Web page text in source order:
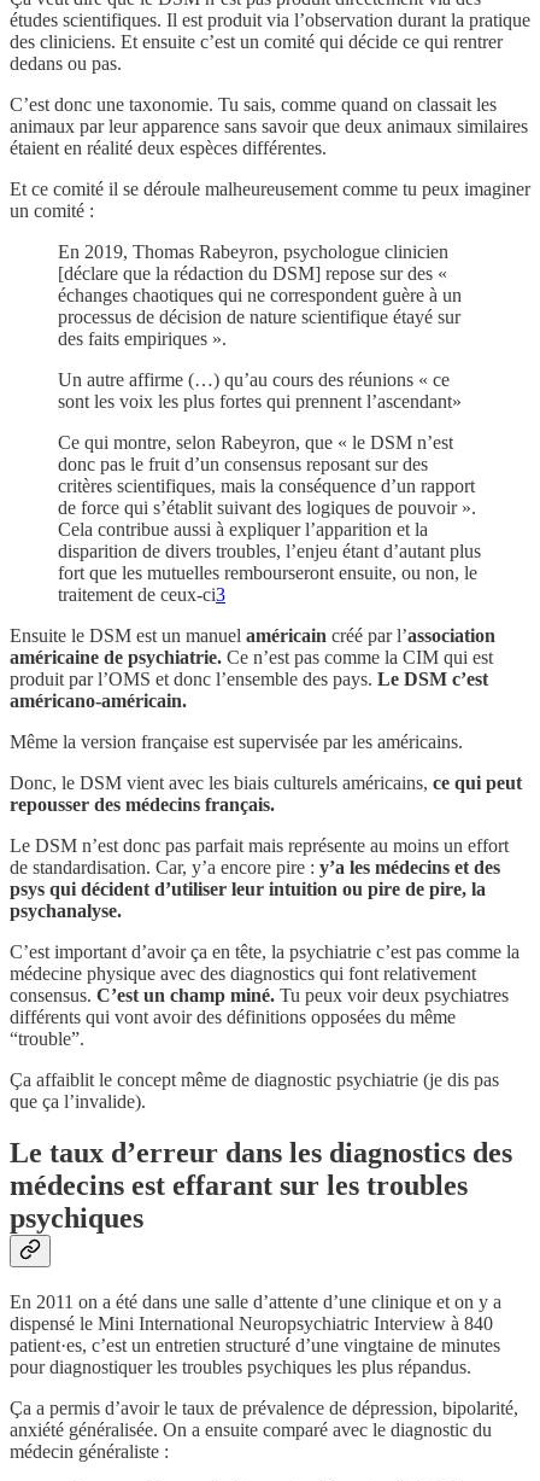
études scientifiques. Il est produit via l’observation durant la pratique
des cliniciens. Et ensuite c’est un comité qui décide ce qui rentrer
dedans ou pas.
C’est donc une taxonomie. Tu sais, comme quand on classait les
animaux par leur apparence sans savoir que deux animaux similaires
étaient en réalité deux espèces différentes.
Et ce comité il se déroule malheureusement comme tu peux imaginer
un comité :
En 2019, Thomas Rabeyron, psychologue clinicien
[déclare que la rédaction du DSM] repose sur des «
échanges chaotiques qui ne correspondent guère à un
processus de décision de nature scientifique étayé sur
des faits empiriques ».
Un autre affirme (…) qu’au cours des réunions « ce
sont les voix les plus fortes qui prennent l’ascendant»
Ce qui montre, selon Rabeyron, que « le DSM n’est
donc pas le fruit d’un consensus reposant sur des
critères scientifiques, mais la conséquence d’un rapport
de force qui s’établit suivant des logiques de pouvoir ».
Cela contribue aussi à expliquer l’apparition et la
disparition de divers troubles, l’enjeu étant d’autant plus
fort que les mutuelles rembourseront ensuite, ou non, le
traitement de ceux-ci3
Ensuite le DSM est un manuel américain créé par l’association
américaine de psychiatrie. Ce n’est pas comme la CIM qui est
produit par l’OMS et donc l’ensemble des pays. Le DSM c’est
américano-américain.
Même la version française est supervisée par les américains.
Donc, le DSM vient avec les biais culturels américains, ce qui peut
repousser des médecins français.
Le DSM n’est donc pas parfait mais représente au moins un effort
de standardisation. Car, y’a encore pire : y’a les médecins et des
psys qui décident d’utiliser leur intuition ou pire de pire, la
psychanalyse.
C’est important d’avoir ça en tête, la psychiatrie c’est pas comme la
médecine physique avec des diagnostics qui font relativement
consensus. C’est un champ miné. Tu peux voir deux psychiatres
différents qui vont avoir des définitions opposées du même
“trouble”.
Ça affaiblit le concept même de diagnostic psychiatrie (je dis pas
que ça l’invalide).
Le taux d’erreur dans les diagnostics des
médecins est effarant sur les troubles
psychiques
En 2011 on a été dans une salle d’attente d’une clinique et on y a
dispensé le Mini International Neuropsychiatric Interview à 840
patient·es, c’est un entretien structuré d’une vingtaine de minutes
pour diagnostiquer les troubles psychiques les plus répandus.
Ça a permis d’avoir le taux de prévalence de dépression, bipolarité,
anxiété généralisée. On a ensuite comparé avec le diagnostic du
médecin généraliste :